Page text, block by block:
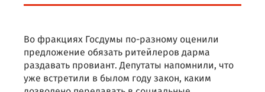
Во фракциях Госдумы по-разному оценили
предложение обязать ритейлеров дарма
раздавать провиант. Депутаты напомнили, что
уже встретили в былом году закон, каким